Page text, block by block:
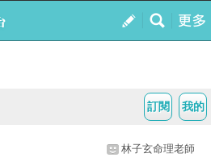
我的
訂閱
林子玄命理老師